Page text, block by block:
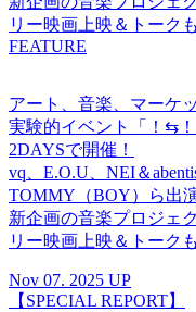
リー映画上映＆トークも
FEATURE
アート、音楽、マーケ
実験的イベント「！⇆
2DAYSで開催！
vq、E.O.U、NEI＆
TOMMY（BOY）ら出演
新企画の音楽プロジェ
リー映画上映＆トークも
Nov 07. 2025 UP
【SPECIAL REPORT】